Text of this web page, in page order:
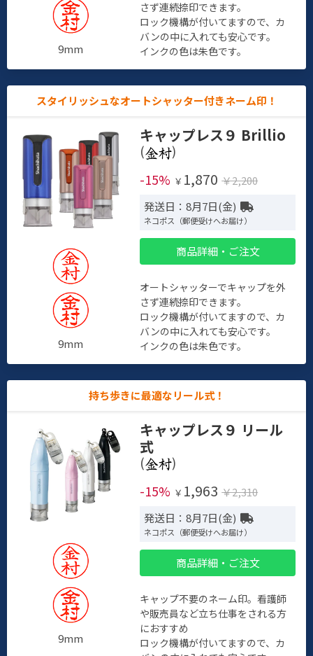
9mm
さず連続捺印できます。
ロック機構が付いてますので、カ
バンの中に入れても安心です。
インクの色は朱色です。
スタイリッシュなオートシャッター付きネーム印！
9mm
キャップレス９ Brillio
(
)
-15% ￥ 1,870 ￥2,200
発送日：8月7日(金)
ネコポス（郵便受けへお届け）
商品詳細・ご注文
オートシャッターでキャップを外
さず連続捺印できます。
ロック機構が付いてますので、カ
バンの中に入れても安心です。
インクの色は朱色です。
持ち歩きに最適なリール式！
9mm
キャップレス９ リール
式
(
)
-15% ￥ 1,963 ￥2,310
発送日：8月7日(金)
ネコポス（郵便受けへお届け）
商品詳細・ご注文
キャップ不要のネーム印。看護師
や販売員など立ち仕事をされる方
におすすめ
ロック機構が付いてますので、カ